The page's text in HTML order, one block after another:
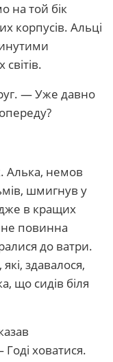
на той бік
корпусів. Альці
— Уже давно
Алька, немов
шмигнув у
в кращих
не повинна
до ватри.
здавалося,
що сидів біля
ховатися.